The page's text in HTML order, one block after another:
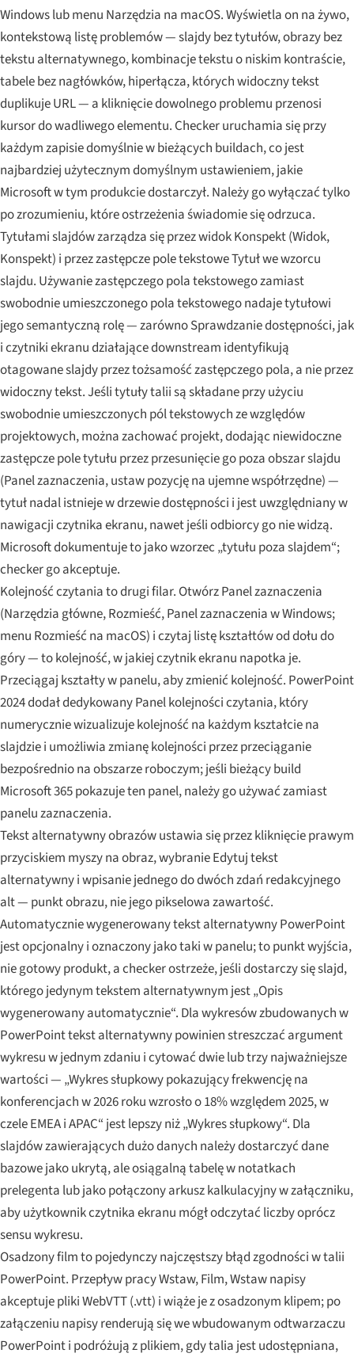
Windows lub menu Narzędzia na macOS. Wyświetla on na żywo,
kontekstową listę problemów — slajdy bez tytułów, obrazy bez
tekstu alternatywnego, kombinacje tekstu o niskim kontraście,
tabele bez nagłówków, hiperłącza, których widoczny tekst
duplikuje URL — a kliknięcie dowolnego problemu przenosi
kursor do wadliwego elementu. Checker uruchamia się przy
każdym zapisie domyślnie w bieżących buildach, co jest
najbardziej użytecznym domyślnym ustawieniem, jakie
Microsoft w tym produkcie dostarczył. Należy go wyłączać tylko
po zrozumieniu, które ostrzeżenia świadomie się odrzuca.
Tytułami slajdów zarządza się przez widok Konspekt (Widok,
Konspekt) i przez zastępcze pole tekstowe Tytuł we wzorcu
slajdu. Używanie zastępczego pola tekstowego zamiast
swobodnie umieszczonego pola tekstowego nadaje tytułowi
jego semantyczną rolę — zarówno Sprawdzanie dostępności, jak
i czytniki ekranu działające downstream identyfikują
otagowane slajdy przez tożsamość zastępczego pola, a nie przez
widoczny tekst. Jeśli tytuły talii są składane przy użyciu
swobodnie umieszczonych pól tekstowych ze względów
projektowych, można zachować projekt, dodając niewidoczne
zastępcze pole tytułu przez przesunięcie go poza obszar slajdu
(Panel zaznaczenia, ustaw pozycję na ujemne współrzędne) —
tytuł nadal istnieje w drzewie dostępności i jest uwzględniany w
nawigacji czytnika ekranu, nawet jeśli odbiorcy go nie widzą.
Microsoft dokumentuje to jako wzorzec „tytułu poza slajdem“;
checker go akceptuje.
Kolejność czytania to drugi filar. Otwórz Panel zaznaczenia
(Narzędzia główne, Rozmieść, Panel zaznaczenia w Windows;
menu Rozmieść na macOS) i czytaj listę kształtów od dołu do
góry — to kolejność, w jakiej czytnik ekranu napotka je.
Przeciągaj kształty w panelu, aby zmienić kolejność. PowerPoint
2024 dodał dedykowany Panel kolejności czytania, który
numerycznie wizualizuje kolejność na każdym kształcie na
slajdzie i umożliwia zmianę kolejności przez przeciąganie
bezpośrednio na obszarze roboczym; jeśli bieżący build
Microsoft 365 pokazuje ten panel, należy go używać zamiast
panelu zaznaczenia.
Tekst alternatywny obrazów ustawia się przez kliknięcie prawym
przyciskiem myszy na obraz, wybranie Edytuj tekst
alternatywny i wpisanie jednego do dwóch zdań redakcyjnego
alt — punkt obrazu, nie jego pikselowa zawartość.
Automatycznie wygenerowany tekst alternatywny PowerPoint
jest opcjonalny i oznaczony jako taki w panelu; to punkt wyjścia,
nie gotowy produkt, a checker ostrzeże, jeśli dostarczy się slajd,
którego jedynym tekstem alternatywnym jest „Opis
wygenerowany automatycznie“. Dla wykresów zbudowanych w
PowerPoint tekst alternatywny powinien streszczać argument
wykresu w jednym zdaniu i cytować dwie lub trzy najważniejsze
wartości — „Wykres słupkowy pokazujący frekwencję na
konferencjach w 2026 roku wzrosło o 18% względem 2025, w
czele EMEA i APAC“ jest lepszy niż „Wykres słupkowy“. Dla
slajdów zawierających dużo danych należy dostarczyć dane
bazowe jako ukrytą, ale osiągalną tabelę w notatkach
prelegenta lub jako połączony arkusz kalkulacyjny w załączniku,
aby użytkownik czytnika ekranu mógł odczytać liczby oprócz
sensu wykresu.
Osadzony film to pojedynczy najczęstszy błąd zgodności w talii
PowerPoint. Przepływ pracy Wstaw, Film, Wstaw napisy
akceptuje pliki WebVTT (.vtt) i wiąże je z osadzonym klipem; po
załączeniu napisy renderują się we wbudowanym odtwarzaczu
PowerPoint i podróżują z plikiem, gdy talia jest udostępniana,